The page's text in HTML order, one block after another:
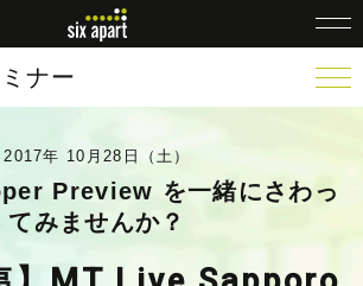
ナー
2017年 10月28日（土）
Preview を一緒にさわっ
てみませんか？